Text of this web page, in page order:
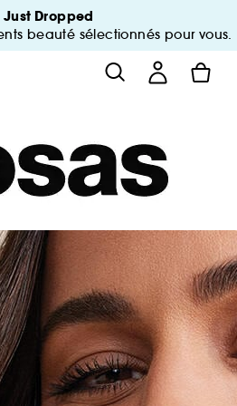
Just Dropped
beauté sélectionnés pour vous.